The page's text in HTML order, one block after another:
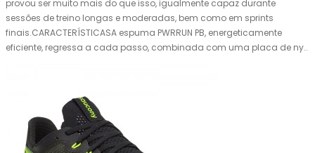
provou ser muito mais do que isso, igualmente capaz durante
sessões de treino longas e moderadas, bem como em sprints
finais.CARACTERÍSTICASA espuma PWRRUN PB, energeticamente
eficiente, regressa a cada passo, combinada com uma placa de ny..